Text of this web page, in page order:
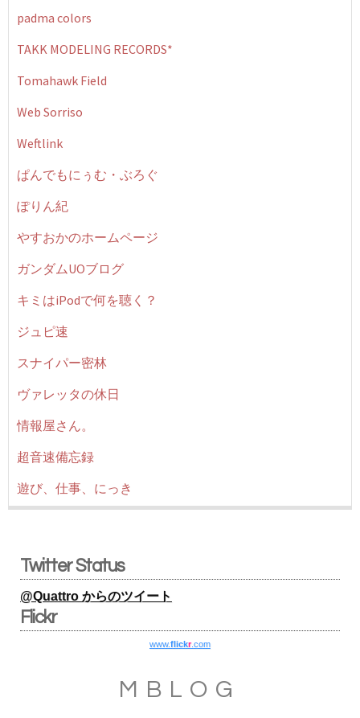
padma colors
TAKK MODELING RECORDS*
Tomahawk Field
Web Sorriso
Weftlink
ぱんでもにぅむ・ぶろぐ
ぽりん紀
やすおかのホームページ
ガンダムUOブログ
キミはiPodで何を聴く？
ジュピ速
スナイパー密林
ヴァレッタの休日
情報屋さん。
超音速備忘録
遊び、仕事、にっき
Twitter Status
@Quattro からのツイート
Flickr
www.flickr.com
MBLOG